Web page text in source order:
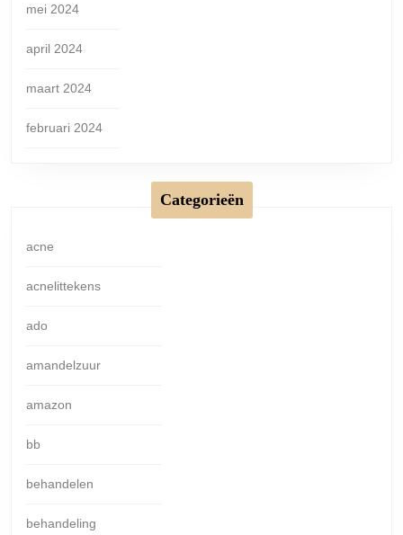
mei 2024
april 2024
maart 2024
februari 2024
Categorieën
acne
acnelittekens
ado
amandelzuur
amazon
bb
behandelen
behandeling